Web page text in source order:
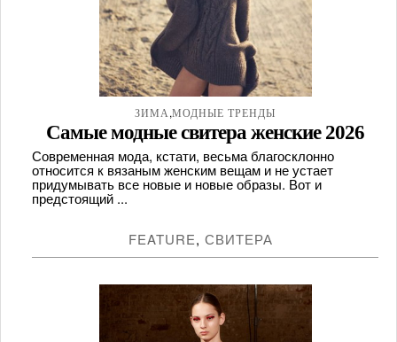
ЗИМА,МОДНЫЕ ТРЕНДЫ
Самые модные свитера женские 2026
Современная мода, кстати, весьма благосклонно
относится к вязаным женским вещам и не устает
придумывать все новые и новые образы. Вот и
предстоящий ...
FEATURE, СВИТЕРА